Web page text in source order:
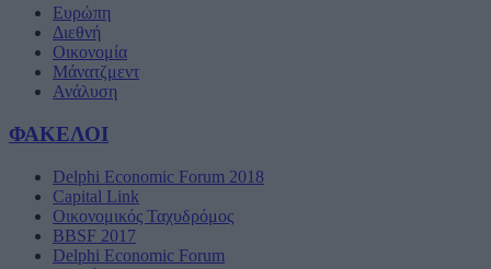
Ευρώπη
Διεθνή
Οικονομία
Μάνατζμεντ
Ανάλυση
ΦΑΚΕΛΟΙ
Delphi Economic Forum 2018
Capital Link
Οικονομικός Ταχυδρόμος
BBSF 2017
Delphi Economic Forum